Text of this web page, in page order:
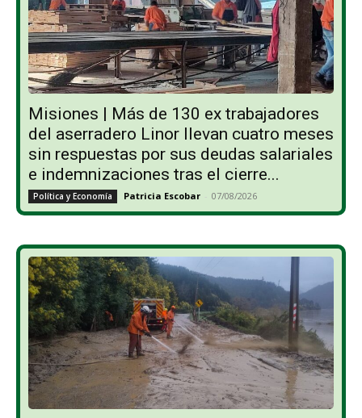
Misiones | Más de 130 ex trabajadores
del aserradero Linor llevan cuatro meses
sin respuestas por sus deudas salariales
e indemnizaciones tras el cierre...
Política y Economía Patricia Escobar - 07/08/2026